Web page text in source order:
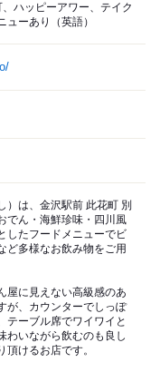
ハッピーアワー、テイク
ューあり（英語）
）は、金沢駅前 此花町 別
でん・海鮮珍味・四川風
したフードメニューでビ
ど多様なお飲み物をご用
屋に見えない高級感のあ
が、カウンターでしっぽ
テーブル席でワイワイと
わいながら飲むのも良し
けるお店です。